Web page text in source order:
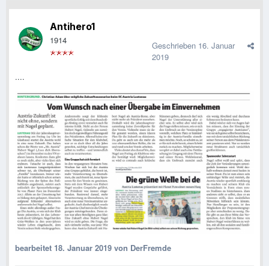
Antihero1
1914 Geschrieben 16. Januar
2019
....
bearbeitet 18. Januar 2019 von DerFremde